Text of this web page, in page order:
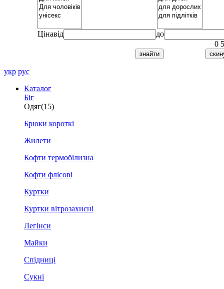
Цінавід
до
0
укр рус
Каталог
Біг
Одяг(15)
Брюки короткі
Жилети
Кофти термобілизна
Кофти флісові
Куртки
Куртки вітрозахисні
Легінси
Майки
Спідниці
Сукні